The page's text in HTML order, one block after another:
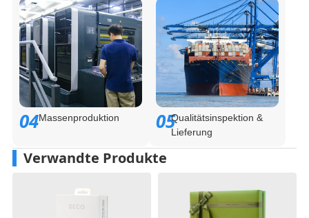
04Massenproduktion 05Qualitätsinspektion &
Lieferung
Verwandte Produkte